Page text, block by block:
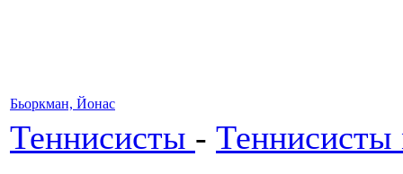
Бьоркман, Йонас
Теннисисты - Теннисисты